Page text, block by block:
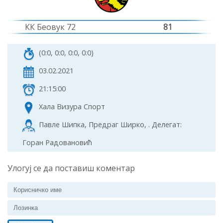
КК Беовук 72 81
(0:0, 0:0, 0:0, 0:0)
03.02.2021
21:15:00
Хала Визура Спорт
Павле Шипка, Предраг Ширко, . Делегат:
Горан Радовановић
Улогуј се да поставиш коментар